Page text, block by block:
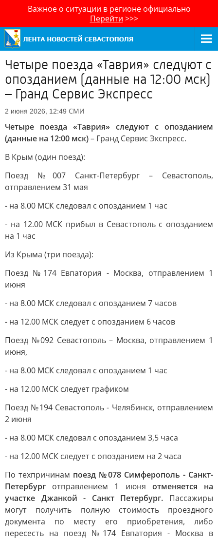
Важное о ситуации в регионе официально
Перейти >>>
Четыре поезда «Таврия» следуют с
опозданием (данные на 12:00 мск)
– Гранд Сервис Экспресс
2 июня 2026, 12:49 СМИ
Четыре поезда «Таврия» следуют с опозданием
(данные на 12:00 мск)– Гранд Сервис Экспресс.
В Крым (один поезд):
Поезд №007 Санкт-Петербург – Севастополь,
отправлением 31 мая
- на 8.00 МСК следовал с опозданием 1 час
- на 12.00 МСК прибыл в Севастополь с опозданием
на 1 час
Из Крыма (три поезда):
Поезд №174 Евпатория - Москва, отправлением 1
июня
- на 8.00 МСК следовал с опозданием 7 часов
- на 12.00 МСК следует с опозданием 6 часов
Поезд №092 Севастополь – Москва, отправлением 1
июня,
- на 8.00 МСК следовал с опозданием 1 час
- на 12.00 МСК следует графиком
Поезд №194 Севастополь - Челябинск, отправлением
2 июня
- на 8.00 МСК следовал с опозданием 3,5 часа
- на 12.00 МСК следует с опозданием на 2 часа
По техпричинам поезд №078 Симферополь - Санкт-
Петербург отправлением 1 июня отменяется на
участке Джанкой - Санкт Петербург. Пассажиры
могут получить полную стоимость проездного
документа по месту его приобретения, либо
пересесть на поезд №174 Евпатория - Москва в